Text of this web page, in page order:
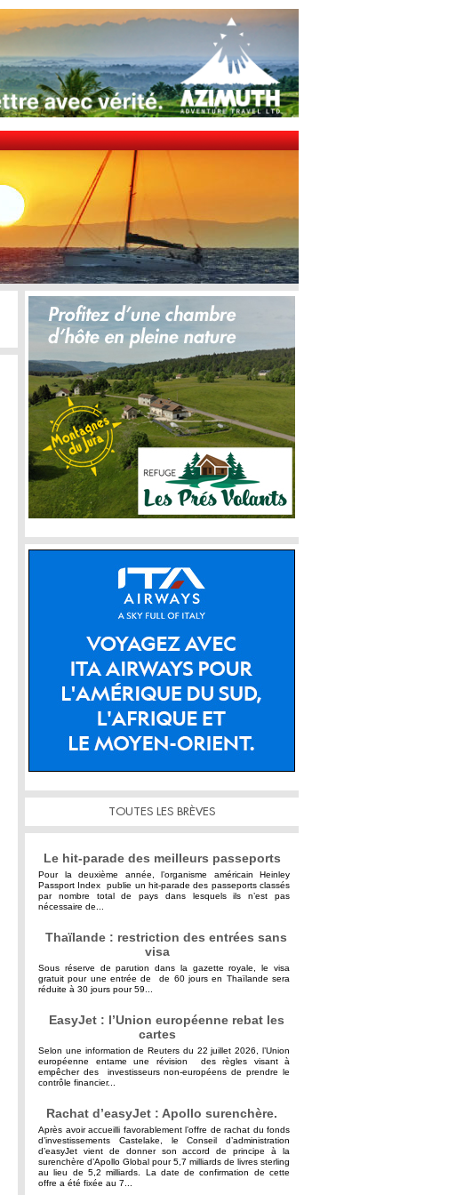
TOUTES LES BRÈVES
Le hit-parade des meilleurs passeports
Pour la deuxième année, l’organisme américain Heinley
Passport Index publie un hit-parade des passeports classés
par nombre total de pays dans lesquels ils n’est pas
nécessaire de...
Thaïlande : restriction des entrées sans
visa
Sous réserve de parution dans la gazette royale, le visa
gratuit pour une entrée de de 60 jours en Thaïlande sera
réduite à 30 jours pour 59...
EasyJet : l’Union européenne rebat les
cartes
Selon une information de Reuters du 22 juillet 2026, l’Union
européenne entame une révision des règles visant à
empêcher des investisseurs non-européens de prendre le
contrôle financier...
Rachat d’easyJet : Apollo surenchère.
Après avoir accueilli favorablement l’offre de rachat du fonds
d’investissements Castelake, le Conseil d’administration
d’easyJet vient de donner son accord de principe à la
surenchère d’Apollo Global pour 5,7 milliards de livres sterling
au lieu de 5,2 milliards. La date de confirmation de cette
offre a été fixée au 7...